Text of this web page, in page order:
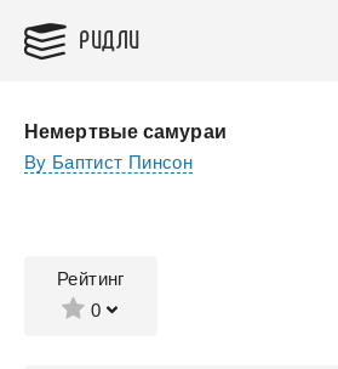
РИДЛИ
Немертвые самураи
Ву Баптист Пинсон
Рейтинг
0